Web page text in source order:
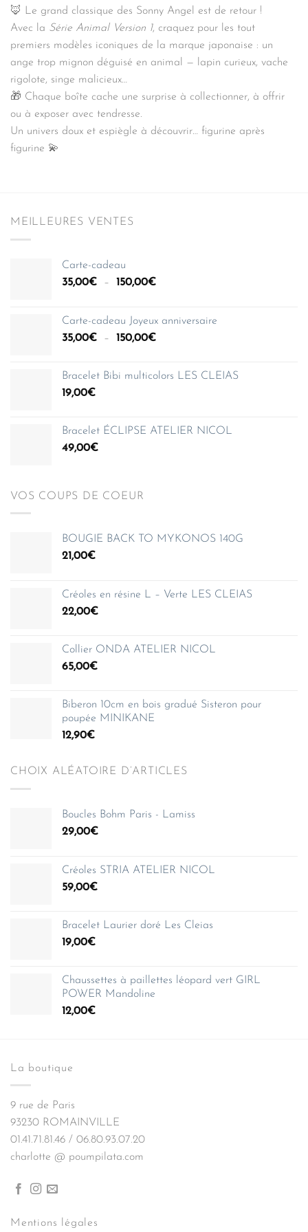
🦊 Le grand classique des Sonny Angel est de retour !
Avec la Série Animal Version 1, craquez pour les tout
premiers modèles iconiques de la marque japonaise : un
ange trop mignon déguisé en animal — lapin curieux, vache
rigolote, singe malicieux…
🎁 Chaque boîte cache une surprise à collectionner, à offrir
ou à exposer avec tendresse.
Un univers doux et espiègle à découvrir… figurine après
figurine 💫
MEILLEURES VENTES
Carte-cadeau
35,00€ – 150,00€Plage
35,00€
à
Carte-cadeau Joyeux anniversaire
35,00€ – 150,00€Plage
35,00€
Bracelet Bibi multicolors LES CLEIAS
19,00€
Bracelet ÉCLIPSE ATELIER NICOL
49,00€
VOS COUPS DE COEUR
BOUGIE BACK TO MYKONOS 140G
21,00€
Créoles en résine L – Verte LES CLEIAS
22,00€
Collier ONDA ATELIER NICOL
65,00€
Biberon 10cm en bois gradué Sisteron pour
poupée MINIKANE
12,90€
CHOIX ALÉATOIRE D’ARTICLES
Boucles Bohm Paris - Lamiss
29,00€
Créoles STRIA ATELIER NICOL
59,00€
Bracelet Laurier doré Les Cleias
19,00€
Chaussettes à paillettes léopard vert GIRL
POWER Mandoline
12,00€
La boutique
9 rue de Paris
93230 ROMAINVILLE
01.41.71.81.46 / 06.80.93.07.20
charlotte @ poumpilata.com
Mentions légales